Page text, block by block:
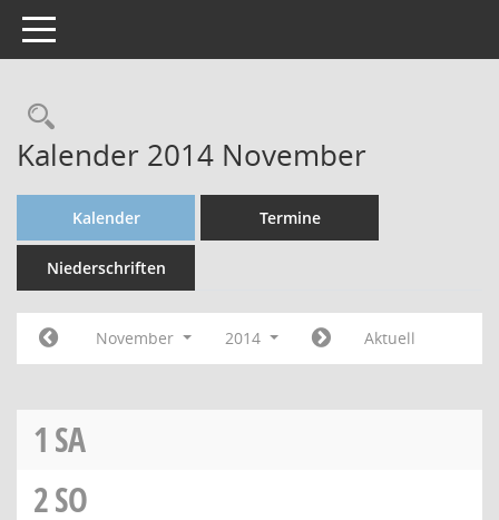
Toggle navigation
Kalender 2014 November
Kalender Termine
Niederschriften
November 2014 Aktuell
1 SA
2SO